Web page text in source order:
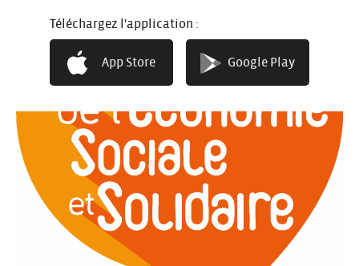
Téléchargez l'application :
App Store Google Play